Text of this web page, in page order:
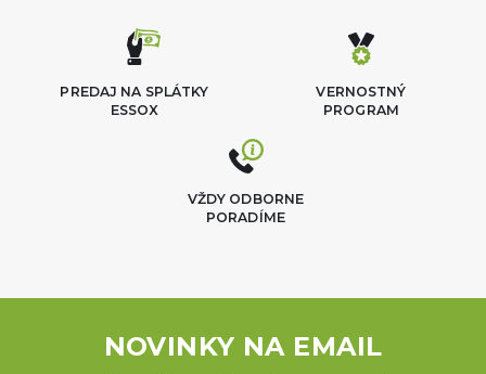
VERNOSTNÝ
PROGRAM
PREDAJ NA SPLÁTKY
ESSOX
VŽDY ODBORNE
PORADÍME
NOVINKY NA EMAIL